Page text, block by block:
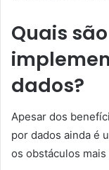
Quais
dados?
Apesar dos
por dados ainda é
os obstáculos